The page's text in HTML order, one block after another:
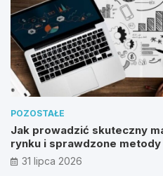
POZOSTAŁE
Jak prowadzić skuteczny
rynku i sprawdzone metody
31 lipca 2026